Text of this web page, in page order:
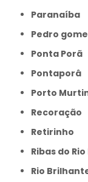
Paranaíba
Pedro
Ponta Porã
Pontaporâ
Porto
Recoração
Retirinho
Ribas do
Rio